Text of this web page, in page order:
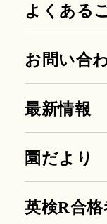
よくある
お問い合
最新情報
園だより
英検R合